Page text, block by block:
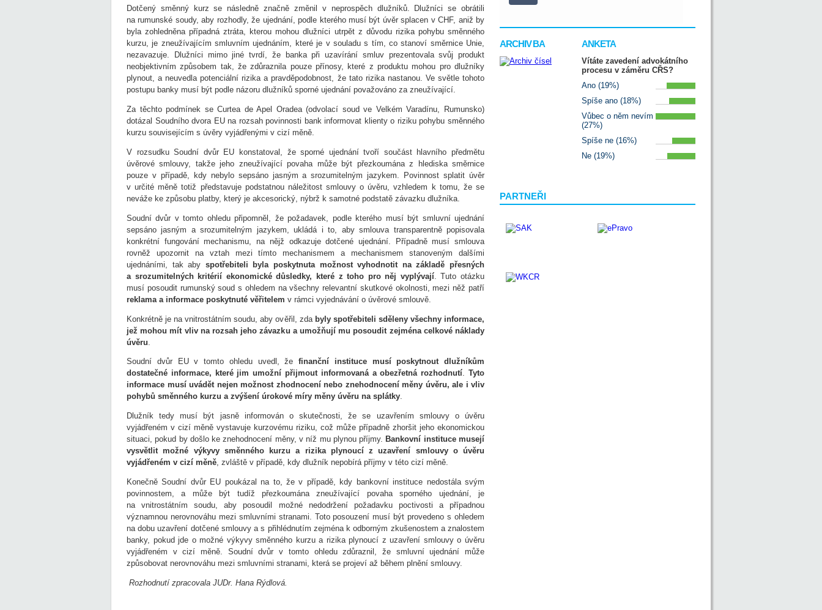
ARCHIV BA ANKETA
Vítáte zavedení advokátního
procesu v záměru CŘS?
Ano (19%)
Spíše ano (18%)
Vůbec o něm nevím
(27%)
Spíše ne (16%)
Ne (19%)
PARTNEŘI
Dotčený směnný kurz se následně značně změnil v neprospěch dlužníků. Dlužníci se obrátili
na rumunské soudy, aby rozhodly, že ujednání, podle kterého musí být úvěr splacen v CHF, aniž by
byla zohledněna případná ztráta, kterou mohou dlužníci utrpět z důvodu rizika pohybu směnného
kurzu, je zneužívajícím smluvním ujednáním, které je v souladu s tím, co stanoví směrnice Unie,
nezavazuje. Dlužníci mimo jiné tvrdí, že banka při uzavírání smluv prezentovala svůj produkt
neobjektivním způsobem tak, že zdůraznila pouze přínosy, které z produktu mohou pro dlužníky
plynout, a neuvedla potenciální rizika a pravděpodobnost, že tato rizika nastanou. Ve světle tohoto
postupu banky musí být podle názoru dlužníků sporné ujednání považováno za zneužívající.
Za těchto podmínek se Curtea de Apel Oradea (odvolací soud ve Velkém Varadínu, Rumunsko)
dotázal Soudního dvora EU na rozsah povinnosti bank informovat klienty o riziku pohybu směnného
kurzu souvisejícím s úvěry vyjádřenými v cizí měně.
V rozsudku Soudní dvůr EU konstatoval, že sporné ujednání tvoří součást hlavního předmětu
úvěrové smlouvy, takže jeho zneužívající povaha může být přezkoumána z hlediska směrnice
pouze v případě, kdy nebylo sepsáno jasným a srozumitelným jazykem. Povinnost splatit úvěr
v určité měně totiž představuje podstatnou náležitost smlouvy o úvěru, vzhledem k tomu, že se
neváže ke způsobu platby, který je akcesorický, nýbrž k samotné podstatě závazku dlužníka.
Soudní dvůr v tomto ohledu připomněl, že požadavek, podle kterého musí být smluvní ujednání
sepsáno jasným a srozumitelným jazykem, ukládá i to, aby smlouva transparentně popisovala
konkrétní fungování mechanismu, na nějž odkazuje dotčené ujednání. Případně musí smlouva
rovněž upozornit na vztah mezi tímto mechanismem a mechanismem stanoveným dalšími
ujednáními, tak aby spotřebiteli byla poskytnuta možnost vyhodnotit na základě přesných
a srozumitelných kritérií ekonomické důsledky, které z toho pro něj vyplývají. Tuto otázku
musí posoudit rumunský soud s ohledem na všechny relevantní skutkové okolnosti, mezi něž patří
reklama a informace poskytnuté věřitelem v rámci vyjednávání o úvěrové smlouvě.
Konkrétně je na vnitrostátním soudu, aby ověřil, zda byly spotřebiteli sděleny všechny informace,
jež mohou mít vliv na rozsah jeho závazku a umožňují mu posoudit zejména celkové náklady
úvěru
Soudní dvůr EU v tomto ohledu uvedl, že finanční instituce musí poskytnout dlužníkům
dostatečné informace, které jim umožní přijmout informovaná a obezřetná rozhodnutí.Tyto
informace musí uvádět nejen možnost zhodnocení nebo znehodnocení měny úvěru, ale i vliv
pohybů směnného kurzu a zvýšení úrokové míry měny úvěru na splátky.
Dlužník tedy musí být jasně informován o skutečnosti, že se uzavřením smlouvy o úvěru
vyjádřeném v cizí měně vystavuje kurzovému riziku, což může případně zhoršit jeho ekonomickou
situaci, pokud by došlo ke znehodnocení měny, v níž mu plynou příjmy. Bankovní instituce musejí
vysvětlit možné výkyvy směnného kurzu a rizika plynoucí z uzavření smlouvy o úvěru
vyjádřeném v cizí měně, zvláště v případě, kdy dlužník nepobírá příjmy v této cizí měně.
Konečně Soudní dvůr EU poukázal na to, že v případě, kdy bankovní instituce nedostála svým
povinnostem, a může být tudíž přezkoumána zneužívající povaha sporného ujednání, je
na vnitrostátním soudu, aby posoudil možné nedodržení požadavku poctivosti a případnou
významnou nerovnováhu mezi smluvními stranami. Toto posouzení musí být provedeno s ohledem
na dobu uzavření dotčené smlouvy a s přihlédnutím zejména k odborným zkušenostem a znalostem
banky, pokud jde o možné výkyvy směnného kurzu a rizika plynoucí z uzavření smlouvy o úvěru
vyjádřeném v cizí měně. Soudní dvůr v tomto ohledu zdůraznil, že smluvní ujednání může
způsobovat nerovnováhu mezi smluvními stranami, která se projeví až během plnění smlouvy.
Rozhodnutí zpracovala JUDr. Hana Rýdlová.